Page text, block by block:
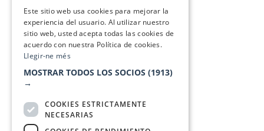
Este sitio web usa cookies para mejorar la
experiencia del usuario. Al utilizar nuestro
sitio web, usted acepta todas las cookies de
acuerdo con nuestra Política de cookies.
Llegir-ne més
MOSTRAR TODOS LOS SOCIOS (1913)
→
COOKIES ESTRICTAMENTE
NECESARIAS